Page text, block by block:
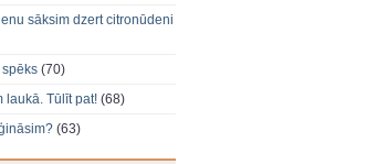
sāksim dzert citronūdeni
spēks (70)
laukā. Tūlīt pat! (68)
(63)